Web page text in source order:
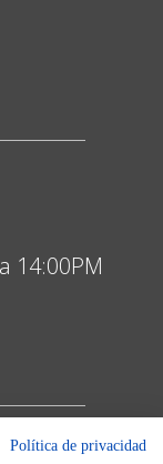
14:00PM
Política de privacidad